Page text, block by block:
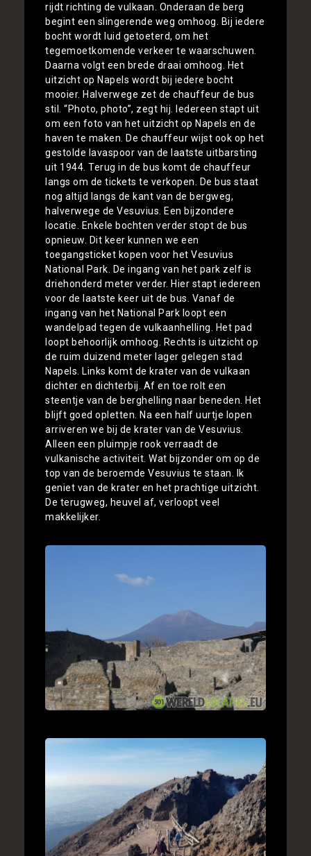
rijdt richting de vulkaan. Onderaan de berg
begint een slingerende weg omhoog. Bij iedere
bocht wordt luid getoeterd, om het
tegemoetkomende verkeer te waarschuwen.
Daarna volgt een brede draai omhoog. Het
uitzicht op Napels wordt bij iedere bocht
mooier. Halverwege zet de chauffeur de bus
stil. “Photo, photo”, zegt hij. Iedereen stapt uit
om een foto van het uitzicht op Napels en de
haven te maken. De chauffeur wijst ook op het
gestolde lavaspoor van de laatste uitbarsting
uit 1944. Terug in de bus komt de chauffeur
langs om de tickets te verkopen. De bus staat
nog altijd langs de kant van de bergweg,
halverwege de Vesuvius. Een bijzondere
locatie. Enkele bochten verder stopt de bus
opnieuw. Dit keer kunnen we een
toegangsticket kopen voor het Vesuvius
National Park. De ingang van het park zelf is
driehonderd meter verder. Hier stapt iedereen
voor de laatste keer uit de bus. Vanaf de
ingang van het National Park loopt een
wandelpad tegen de vulkaanhelling. Het pad
loopt behoorlijk omhoog. Rechts is uitzicht op
de ruim duizend meter lager gelegen stad
Napels. Links komt de krater van de vulkaan
dichter en dichterbij. Af en toe rolt een
steentje van de berghelling naar beneden. Het
blijft goed opletten. Na een half uurtje lopen
arriveren we bij de krater van de Vesuvius.
Alleen een pluimpje rook verraadt de
vulkanische activiteit. Wat bijzonder om op de
top van de beroemde Vesuvius te staan. Ik
geniet van de krater en het prachtige uitzicht.
De terugweg, heuvel af, verloopt veel
makkelijker.